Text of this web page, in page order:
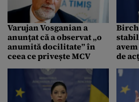
Varujan Vosganian a
anunțat că a observat „o
anumită docilitate” în
ceea ce privește MCV
de